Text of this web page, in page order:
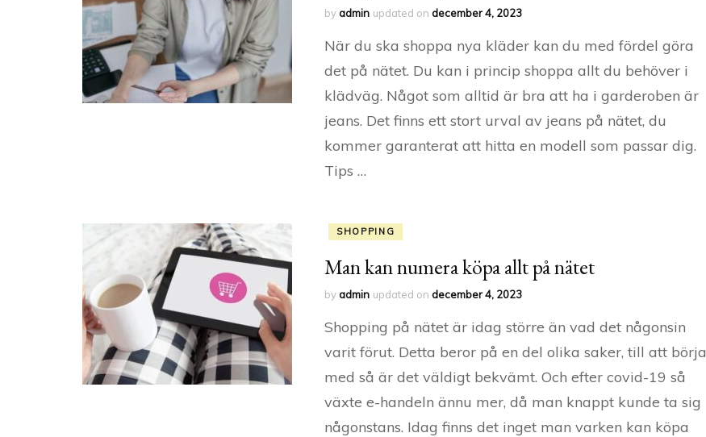
byadmin updated on december 4, 2023
När du ska shoppa nya kläder kan du med fördel göra
det på nätet. Du kan i princip shoppa allt du behöver i
klädväg. Något som alltid är bra att ha i garderoben är
jeans. Det finns ett stort urval av jeans på nätet, du
kommer garanterat att hitta en modell som passar dig.
Tips …
SHOPPING
Man kan numera köpa allt på nätet
byadmin updated on december 4, 2023
Shopping på nätet är idag större än vad det någonsin
varit förut. Detta beror på en del olika saker, till att börja
med så är det väldigt bekvämt. Och efter covid-19 så
växte e-handeln ännu mer, då man knappt kunde ta sig
någonstans. Idag finns det inget man varken kan köpa